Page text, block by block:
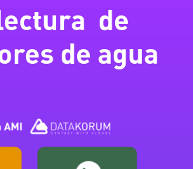
de
de agua